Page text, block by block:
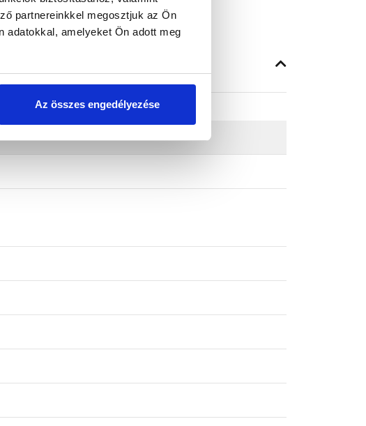
partnereinkkel megosztjuk az Ön
adatokkal, amelyeket Ön adott meg
Az összes engedélyezése